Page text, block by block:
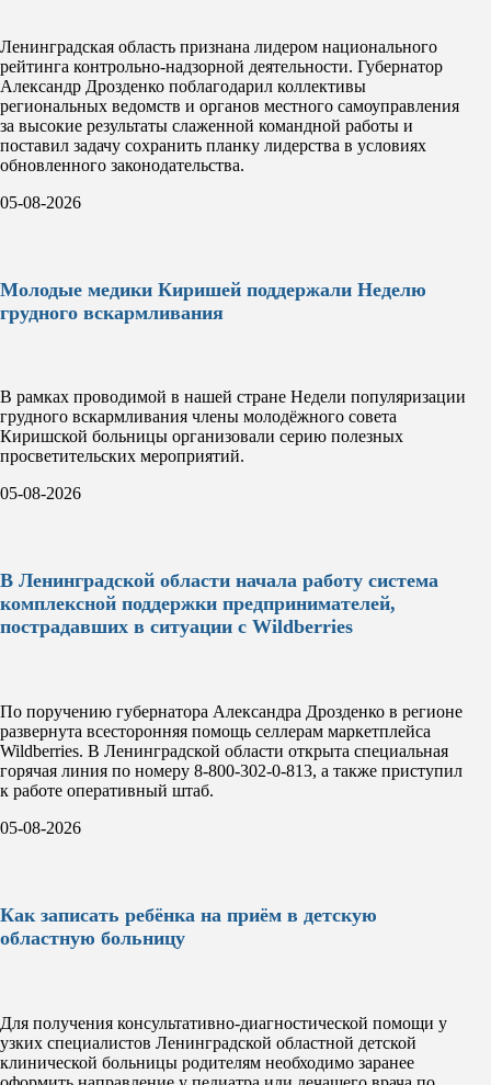
Ленинградская область признана лидером национального
рейтинга контрольно-надзорной деятельности. Губернатор
Александр Дрозденко поблагодарил коллективы
региональных ведомств и органов местного самоуправления
за высокие результаты слаженной командной работы и
поставил задачу сохранить планку лидерства в условиях
обновленного законодательства.
05-08-2026
Молодые медики Киришей поддержали Неделю
грудного вскармливания
В рамках проводимой в нашей стране Недели популяризации
грудного вскармливания члены молодёжного совета
Киришской больницы организовали серию полезных
просветительских мероприятий.
05-08-2026
В Ленинградской области начала работу система
комплексной поддержки предпринимателей,
пострадавших в ситуации с Wildberries
По поручению губернатора Александра Дрозденко в регионе
развернута всесторонняя помощь селлерам маркетплейса
Wildberries. В Ленинградской области открыта специальная
горячая линия по номеру 8-800-302-0-813, а также приступил
к работе оперативный штаб.
05-08-2026
Как записать ребёнка на приём в детскую
областную больницу
Для получения консультативно-диагностической помощи у
узких специалистов Ленинградской областной детской
клинической больницы родителям необходимо заранее